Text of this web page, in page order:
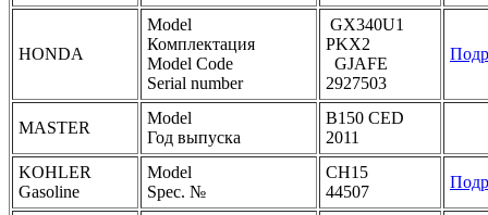
HONDA
Model
Комплектация
Model Code
Serial number
GX340U1
PKX2
GJAFE
2927503
MASTER
Model
Год выпуска
B150 CED
2011
KOHLER
Gasoline
Model
Spec. №
CH15
44507